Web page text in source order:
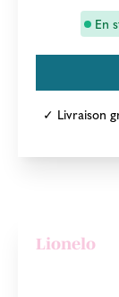
En
✓ Livraison
Lionelo